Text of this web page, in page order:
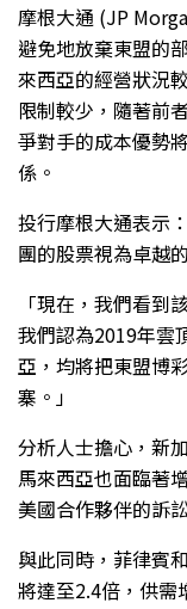
摩根大通 (JP
避免地放棄東盟的
來西亞的經營狀況
限制較少，隨著前
爭對手的成本優勢
係。
投行摩根大通表示
團的股票視為卓越
「現在，我們看到
我們認為2019年雲
亞，均將把東盟博
寨。」
分析人士擔心，新
馬來西亞也面臨著
美國合作夥伴的訴
與此同時，菲律賓
將達至2.4倍，供需